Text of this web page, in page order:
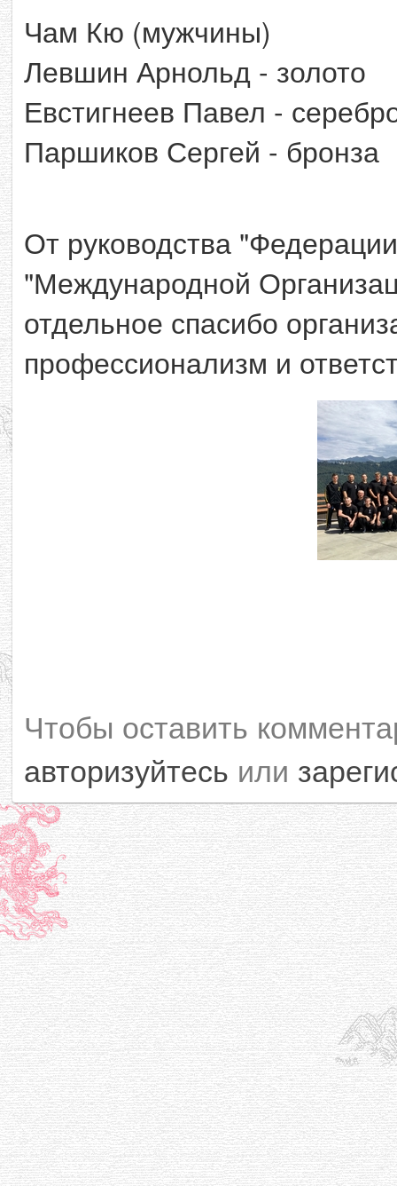
Чам Кю (мужчины)
Левшин Арнольд - золото
Евстигнеев Павел -
Паршиков Сергей - бронза
От руководства
"Международной
отдельное спасибо
профессионализм и
Чтобы оставить
авторизуйтесь или